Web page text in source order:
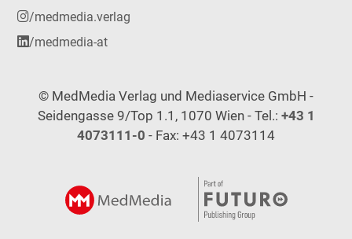
/medmedia.verlag
/medmedia-at
© MedMedia Verlag und Mediaservice GmbH -
Seidengasse 9/Top 1.1, 1070 Wien - Tel.: +43 1
4073111-0 - Fax: +43 1 4073114